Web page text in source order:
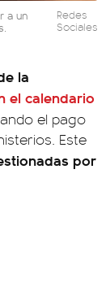
a un
Redes
Sociales
la
el calendario
el pago
Este
por